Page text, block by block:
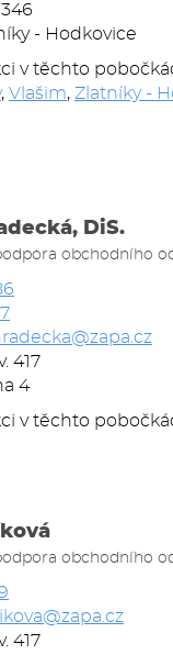
- Hodkovice
v těchto
, Vlašim, Zlatníky -
DiS.
obchodního
417
4
v těchto
obchodního
417